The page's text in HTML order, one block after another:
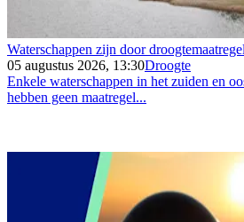
Waterschappen zijn door
05 augustus 2026, 13:30Droogte
Enkele waterschappen in het zuiden en
hebben geen maatregel...